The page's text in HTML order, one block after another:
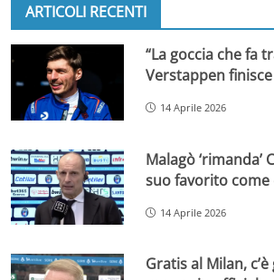
ARTICOLI RECENTI
“La goccia che fa
Verstappen
14 Aprile 2026
Malagò ‘rimanda’
suo favorito come
14 Aprile 2026
Gratis al Milan,